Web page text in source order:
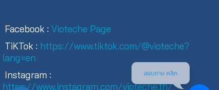
Facebook : Vioteche Page
TiKTok : https://www.tiktok.com/@vioteche?
lang=en
Instagram :
https://www.instagram.com/vioteche.th/
สอบถาม คลิก